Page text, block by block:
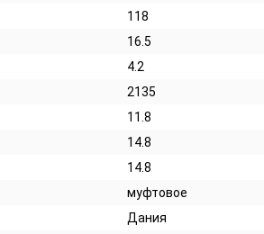
118
16.5
4.2
2135
11.8
14.8
14.8
муфтовое
Дания